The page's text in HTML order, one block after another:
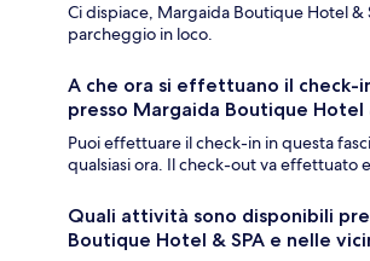
Ci dispiace, Margaida Boutique Hotel &
parcheggio in loco.
A che ora si effettuano il check-
presso Margaida Boutique Hotel
Puoi effettuare il check-in in questa
qualsiasi ora. Il check-out va effettuato
Quali attività sono disponibili
Boutique Hotel & SPA e nelle